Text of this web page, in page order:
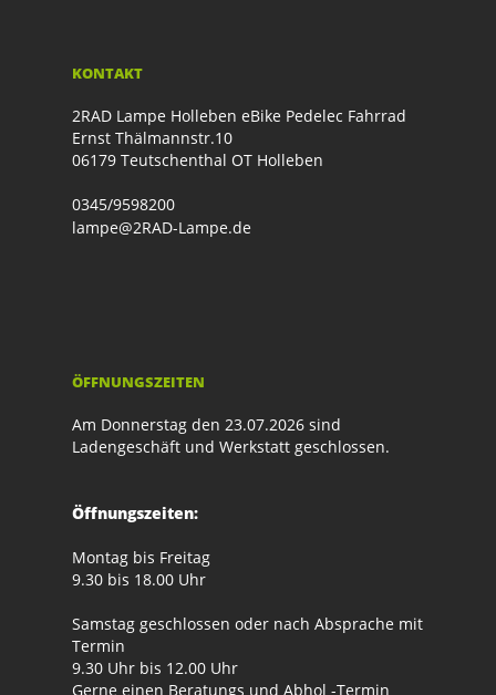
KONTAKT
2RAD Lampe Holleben eBike Pedelec Fahrrad
Ernst Thälmannstr.10
06179 Teutschenthal OT Holleben
0345/9598200
lampe@2RAD-Lampe.de
ÖFFNUNGSZEITEN
Am Donnerstag den 23.07.2026 sind
Ladengeschäft und Werkstatt geschlossen.
Öffnungszeiten:
Montag bis Freitag
9.30 bis 18.00 Uhr
Samstag geschlossen oder nach Absprache mit
Termin
9.30 Uhr bis 12.00 Uhr
Gerne einen Beratungs und Abhol -Termin